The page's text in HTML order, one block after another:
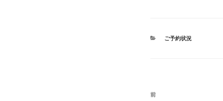
カ
ご予約状況
投
前
前